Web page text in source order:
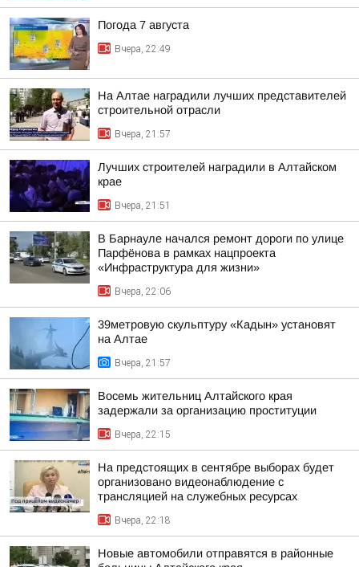
Погода 7 августа
Вчера, 22:49
На Алтае наградили лучших представителей
строительной отрасли
Вчера, 21:57
Лучших строителей наградили в Алтайском
крае
Вчера, 21:51
В Барнауле начался ремонт дороги по улице
Парфёнова в рамках нацпроекта
«Инфраструктура для жизни»
Вчера, 22:06
39метровую скульптуру «Кадын» установят
на Алтае
Вчера, 21:57
Восемь жительниц Алтайского края
задержали за организацию проституции
Вчера, 22:15
На предстоящих в сентябре выборах будет
организовано видеонаблюдение с
трансляцией на служебных ресурсах
Вчера, 22:18
Новые автомобили отправятся в районные